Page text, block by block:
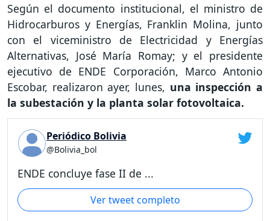
Según el documento institucional, el ministro de
Hidrocarburos y Energías, Franklin Molina, junto
con el viceministro de Electricidad y Energías
Alternativas, José María Romay; y el presidente
ejecutivo de ENDE Corporación, Marco Antonio
Escobar, realizaron ayer, lunes, una inspección a
la subestación y la planta solar fotovoltaica.
Periódico Bolivia
@Bolivia_bol
ENDE concluye fase II de ...
Ver tweet completo